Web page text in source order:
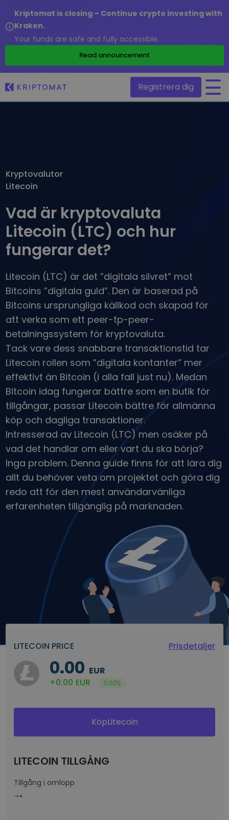
Kriptomat is closing – Continue crypto investing with
Kraken.
Your funds are safe and fully accessible.
Read announcement
Hitta investeringsmöjligheter
Nyligen tillagda
Om jag köpte för 100€…
...skulle det idag vara värt
Köp och sälj krypto
Köp över 300 kryptovalutor
Utbyte av krypto
Över 1 000 olika paralternativ
Intelligenta portföljer
Smart sätt att investera i krypto
En säker och enkel kryptoplånbok
Investeringsutforskaren
Hitta din kryptostrategi
KriptoEarn
Få belöningar på din krypto
Valv
Spara krypto inför din framtid
Återkommande köp
Regelbundet schemalagda investeringar (DCA)
Prisalarm
Prisuppdateringar i realtid för dina favoritmynt
Utforska tillgångar
Upptäck investeringsmöjligheter
Portföljanalys
Smarta insikter för optimal prestanda
Registrera dig
/
Kryptovalutor
Litecoin
Vad är kryptovaluta
Litecoin (LTC) och hur
fungerar det?
Litecoin (LTC) är det ”digitala silvret” mot
Bitcoins ”digitala guld”. Den är baserad på
Bitcoins ursprungliga källkod och skapad för
att verka som ett peer-tp-peer-
betalningssystem för kryptovaluta.
Tack vare dess snabbare transaktionstid tar
Litecoin rollen som ”digitala kontanter” mer
effektivt än Bitcoin (i alla fall just nu). Medan
Bitcoin idag fungerar bättre som en butik för
tillgångar, passar Litecoin bättre för allmänna
köp och dagliga transaktioner.
Intresserad av Litecoin (LTC) men osäker på
vad det handlar om eller vart du ska börja?
Inga problem. Denna guide finns för att lära dig
allt du behöver veta om projektet och göra dig
redo att för den mest användarvänliga
erfarenheten tillgänglig på marknaden.
LITECOIN PRICE Prisdetaljer
0.00 EUR
+0.00 EUR 0.00%
KöpLitecoin
LITECOIN TILLGÅNG
Tillgång i omlopp